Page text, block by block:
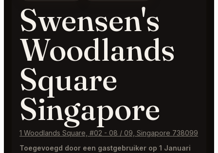
Swensen's
Woodlands
Square
Singapore
1 Woodlands Square, #02 - 08 / 09, Singapore 738099
Toegevoegd door een gastgebruiker op 1 Januari